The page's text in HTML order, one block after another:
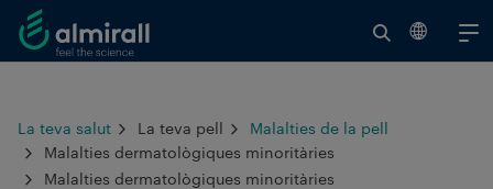
La teva salut La teva pell
Malalties de la pell
Malalties dermatològiques minoritàries
Malalties dermatològiques minoritàries